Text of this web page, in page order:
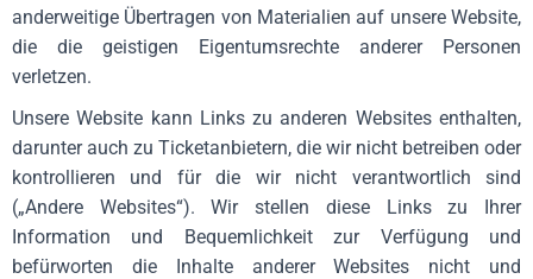
anderweitige Übertragen von Materialien auf unsere Website,
die die geistigen Eigentumsrechte anderer Personen
verletzen.
Unsere Website kann Links zu anderen Websites enthalten,
darunter auch zu Ticketanbietern, die wir nicht betreiben oder
kontrollieren und für die wir nicht verantwortlich sind
(„Andere Websites“). Wir stellen diese Links zu Ihrer
Information und Bequemlichkeit zur Verfügung und
befürworten die Inhalte anderer Websites nicht und